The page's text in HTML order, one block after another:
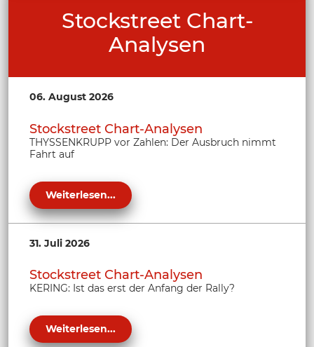
Stockstreet Chart-
Analysen
06. August 2026
Stockstreet Chart-Analysen
THYSSENKRUPP vor Zahlen: Der Ausbruch nimmt
Fahrt auf
Weiterlesen...
31. Juli 2026
Stockstreet Chart-Analysen
KERING: Ist das erst der Anfang der Rally?
Weiterlesen...